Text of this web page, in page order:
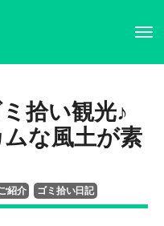
拾い観光♪
な風土が素
紹介 ゴミ拾い日記